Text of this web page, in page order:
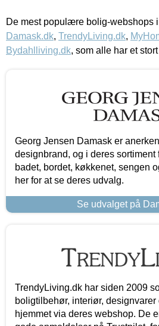
De mest populære bolig-webshops
Damask.dk, TrendyLiving.dk,
Bydahlliving.dk, som alle har et
Georg Jensen Damask er
designbrand, og i deres sortiment
badet, bordet, køkkenet, sengen
her for at se deres udvalg.
Se udvalget på
TrendyLiving.dk har siden 2009
boligtilbehør, interiør, designvarer
hjemmet via deres webshop. De